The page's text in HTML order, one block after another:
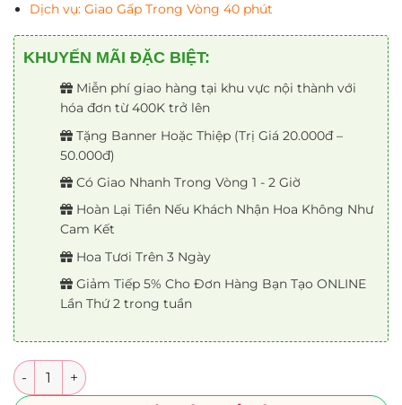
Dịch vụ: Giao Gấp Trong Vòng 40 phút
KHUYẾN MÃI ĐẶC BIỆT:
Miễn phí giao hàng tại khu vực nội thành với
hóa đơn từ 400K trở lên
Tặng Banner Hoặc Thiệp (Trị Giá 20.000đ –
50.000đ)
Có Giao Nhanh Trong Vòng 1 - 2 Giờ
Hoàn Lại Tiền Nếu Khách Nhận Hoa Không Như
Cam Kết
Hoa Tươi Trên 3 Ngày
Giảm Tiếp 5% Cho Đơn Hàng Bạn Tạo ONLINE
Lần Thứ 2 trong tuần
Số lượng